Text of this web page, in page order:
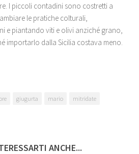
I piccoli contadini sono costretti a
le pratiche colturali,
e piantando viti e olivi anziché grano,
importarlo dalla Sicilia costava meno.
giugurta mario
mitridate
ANCHE...